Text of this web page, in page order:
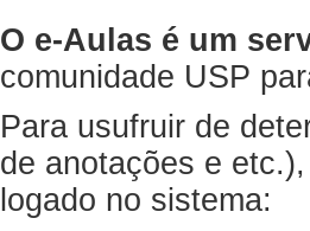
O e-Aulas é um
comunidade USP
Para usufruir de
de anotações e
logado no sistema: